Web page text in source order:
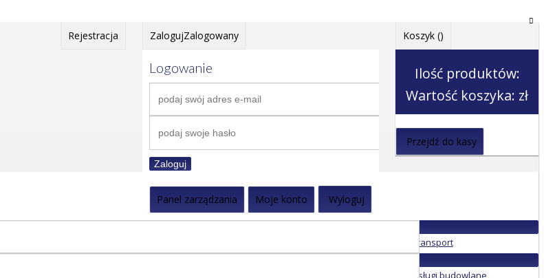
Rejestracja ZalogujZalogowany
Logowanie
Zaloguj
Panel zarządzania Moje konto Wyloguj
Koszyk ()
Ilość produktów:
Wartość koszyka: zł
Przejdź do kasy
Transport
Usługi budowlane